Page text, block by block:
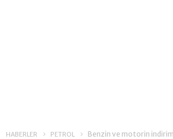
HABERLER PETROL Benzin ve motorin